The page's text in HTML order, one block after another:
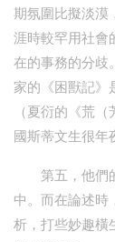
期氛圍比擬淡漠
涯時較罕用社會
在的事務的分歧
家的《困獸記》
（夏衍的《荒
國斯蒂文生很年
第五，他們
中。而在論述時
析，打些妙趣橫